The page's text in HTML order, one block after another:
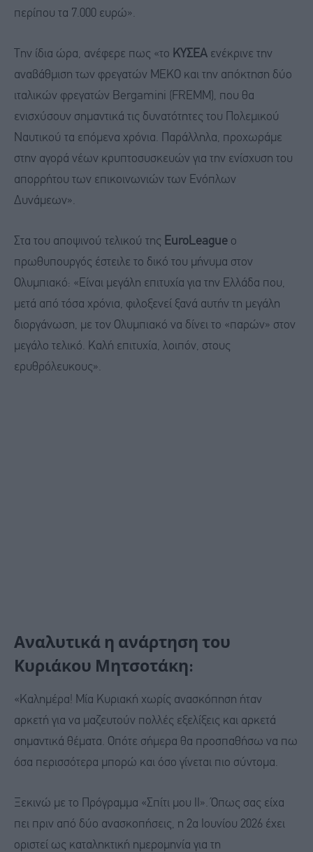
περίπου τα 7.000 ευρώ».
Την ίδια ώρα, ανέφερε πως «το ΚΥΣΕΑ ενέκρινε την
αναβάθμιση των φρεγατών ΜΕΚΟ και την απόκτηση δύο
ιταλικών φρεγατών Bergamini (FREMM), που θα
ενισχύσουν σημαντικά τις δυνατότητες του Πολεμικού
Ναυτικού τα επόμενα χρόνια. Παράλληλα, προχωράμε
στην αγορά νέων κρυπτοσυσκευών για την ενίσχυση του
απορρήτου των επικοινωνιών των Ενόπλων
Δυνάμεων».
Στα του αποψινού τελικού της EuroLeague ο
πρωθυπουργός έστειλε το δικό του μήνυμα στον
Ολυμπιακό: «Είναι μεγάλη επιτυχία για την Ελλάδα που,
μετά από τόσα χρόνια, φιλοξενεί ξανά αυτήν τη μεγάλη
διοργάνωση, με τον Ολυμπιακό να δίνει το «παρών» στον
μεγάλο τελικό. Καλή επιτυχία, λοιπόν, στους
ερυθρόλευκους».
Αναλυτικά η ανάρτηση του
Κυριάκου Μητσοτάκη:
«Καλημέρα! Μία Κυριακή χωρίς ανασκόπηση ήταν
αρκετή για να μαζευτούν πολλές εξελίξεις και αρκετά
σημαντικά θέματα. Οπότε σήμερα θα προσπαθήσω να πω
όσα περισσότερα μπορώ και όσο γίνεται πιο σύντομα.
Ξεκινώ με το Πρόγραμμα «Σπίτι μου ΙΙ». Όπως σας είχα
πει πριν από δύο ανασκοπήσεις, η 2α Ιουνίου 2026 έχει
οριστεί ως καταληκτική ημερομηνία για τη